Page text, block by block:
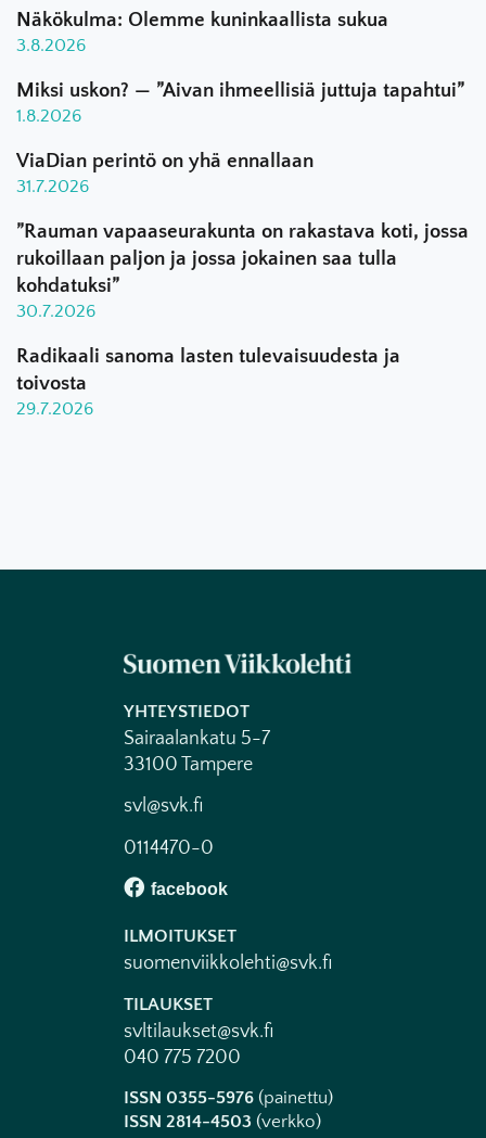
Näkökulma: Olemme kuninkaallista sukua
3.8.2026
Miksi uskon? — ”Aivan ihmeellisiä juttuja tapahtui”
1.8.2026
ViaDian perintö on yhä ennallaan
31.7.2026
”Rauman vapaaseurakunta on rakastava koti, jossa
rukoillaan paljon ja jossa jokainen saa tulla
kohdatuksi”
30.7.2026
Radikaali sanoma lasten tulevaisuudesta ja
toivosta
29.7.2026
YHTEYSTIEDOT
Sairaalankatu 5-7
33100 Tampere
svl@svk.fi
0114470-0
ILMOITUKSET
suomenviikkolehti@svk.fi
TILAUKSET
svltilaukset@svk.fi
040 775 7200
ISSN 0355-5976 (painettu)
ISSN 2814-4503 (verkko)